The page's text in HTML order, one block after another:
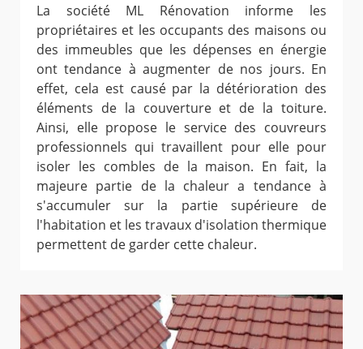
La société ML Rénovation informe les
propriétaires et les occupants des maisons ou
des immeubles que les dépenses en énergie
ont tendance à augmenter de nos jours. En
effet, cela est causé par la détérioration des
éléments de la couverture et de la toiture.
Ainsi, elle propose le service des couvreurs
professionnels qui travaillent pour elle pour
isoler les combles de la maison. En fait, la
majeure partie de la chaleur a tendance à
s'accumuler sur la partie supérieure de
l'habitation et les travaux d'isolation thermique
permettent de garder cette chaleur.